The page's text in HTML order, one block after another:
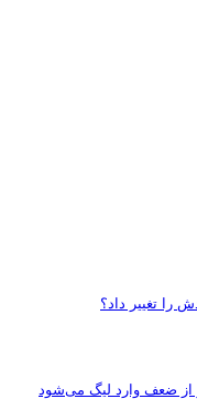
تغییر داد؟
از ضعف وارد لیگ می‌شود